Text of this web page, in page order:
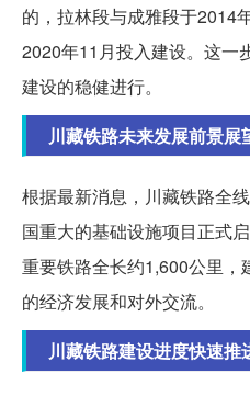
的，拉林段与成雅段于2014
2020年11月投入建设。这一
建设的稳健进行。
川藏铁路未来发展前景展
根据最新消息，川藏铁路全
国重大的基础设施项目正式
重要铁路全长约1,600公里
的经济发展和对外交流。
川藏铁路建设进度快速推